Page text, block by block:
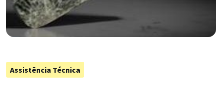
Assistência Técnica